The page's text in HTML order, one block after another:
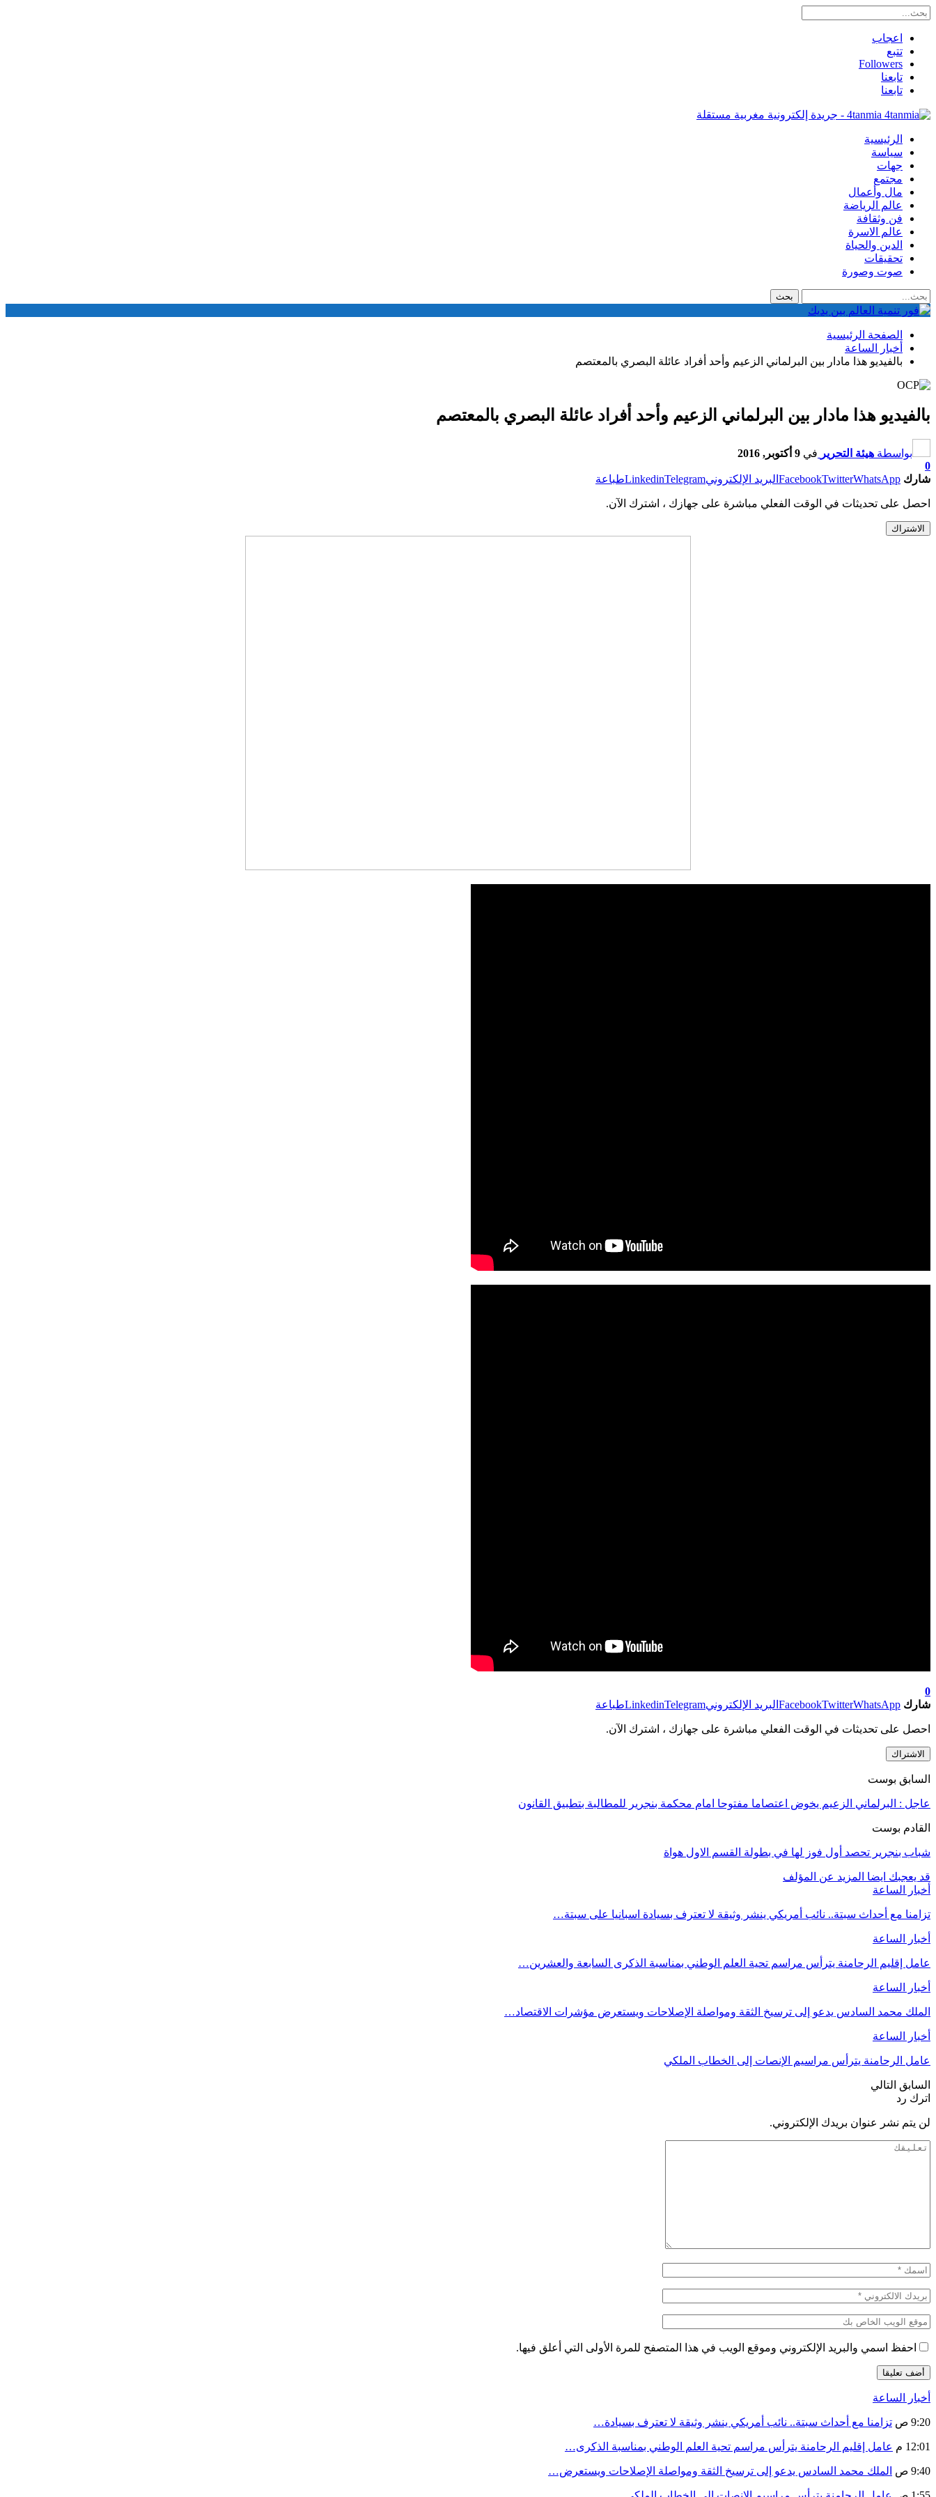
اعجاب
تتبع
Followers
تابعنا
تابعنا
4tanmia - جريدة إلكترونية مغربية مستقلة
الرئيسية
سياسة
جهات
مجتمع
مال وأعمال
عالم الرياضة
فن وثقافة
عالم الاسرة
الدين والحياة
تحقيقات
صوت وصورة
الصفحة الرئيسية
أخبار الساعة
بالفيديو هذا مادار بين البرلماني الزعيم وأحد أفراد عائلة البصري بالمعتصم
بالفيديو هذا مادار بين البرلماني الزعيم وأحد أفراد عائلة البصري بالمعتصم
بواسطة هيئة التحرير في 9 أكتوبر, 2016
0
شارك
FacebookTwitterWhatsApp البريد الإلكتروني LinkedinTelegram طباعة
احصل على تحديثات في الوقت الفعلي مباشرة على جهازك ، اشترك الآن.
الاشتراك
0
شارك
FacebookTwitterWhatsApp البريد الإلكتروني LinkedinTelegram طباعة
احصل على تحديثات في الوقت الفعلي مباشرة على جهازك ، اشترك الآن.
الاشتراك
السابق بوست
عاجل : البرلماني الزعيم يخوض اعتصاما مفتوحا امام محكمة بنجرير للمطالبة بتطبيق القانون
القادم بوست
شباب بنجرير تحصد أول فوز لها في بطولة القسم الاول هواة
قد يعجبك ايضا المزيد عن المؤلف
أخبار الساعة
تزامنا مع أحداث سبتة.. نائب أمريكي ينشر وثيقة لا تعترف بسيادة اسبانيا على سبتة…
أخبار الساعة
عامل إقليم الرحامنة يترأس مراسم تحية العلم الوطني بمناسبة الذكرى السابعة والعشرين…
أخبار الساعة
الملك محمد السادس يدعو إلى ترسيخ الثقة ومواصلة الإصلاحات ويستعرض مؤشرات الاقتصاد…
أخبار الساعة
عامل الرحامنة يترأس مراسيم الإنصات إلى الخطاب الملكي
السابق التالي
اترك رد
لن يتم نشر عنوان بريدك الإلكتروني.
احفظ اسمي والبريد الإلكتروني وموقع الويب في هذا المتصفح للمرة الأولى التي أعلق فيها.
أخبار الساعة
9:20 ص تزامنا مع أحداث سبتة.. نائب أمريكي ينشر وثيقة لا تعترف بسيادة…
12:01 م عامل إقليم الرحامنة يترأس مراسم تحية العلم الوطني بمناسبة الذكرى…
9:40 ص الملك محمد السادس يدعو إلى ترسيخ الثقة ومواصلة الإصلاحات ويستعرض…